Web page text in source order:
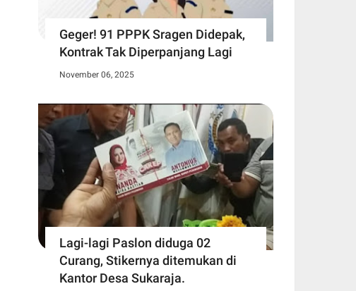
Geger! 91 PPPK Sragen Didepak,
Kontrak Tak Diperpanjang Lagi
November 06, 2025
Lagi-lagi Paslon diduga 02
Curang, Stikernya ditemukan di
Kantor Desa Sukaraja.